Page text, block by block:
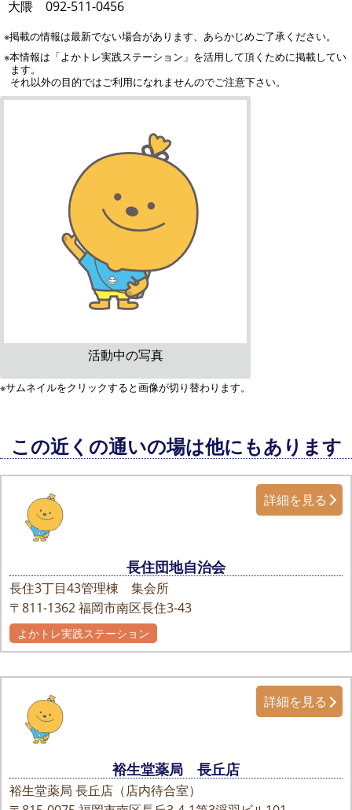
大隈 092-511-0456
※掲載の情報は最新でない場合があります、あらかじめご了承ください。
※本情報は「よかトレ実践ステーション」を活用して頂くために掲載してい
ます。
それ以外の目的ではご利用になれませんのでご注意下さい。
活動中の写真
※サムネイルをクリックすると画像が切り替わります。
この近くの通いの場は他にもあります
長住団地自治会
長住3丁目43管理棟 集会所
〒811-1362福岡市南区長住3-43
詳細を見る
よかトレ実践ステーション
裕生堂薬局 長丘店
裕生堂薬局 長丘店（店内待合室）
詳細を見る